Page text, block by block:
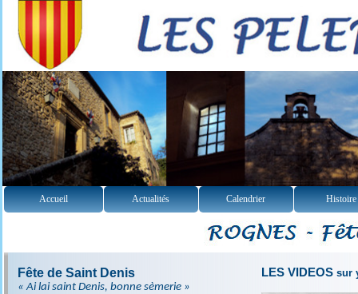
Fête de Saint Denis
« Ai lai saint Denis, bonne sèmerie »
LES VIDEOS sur
Accueil Actualités Calendrier Histoire